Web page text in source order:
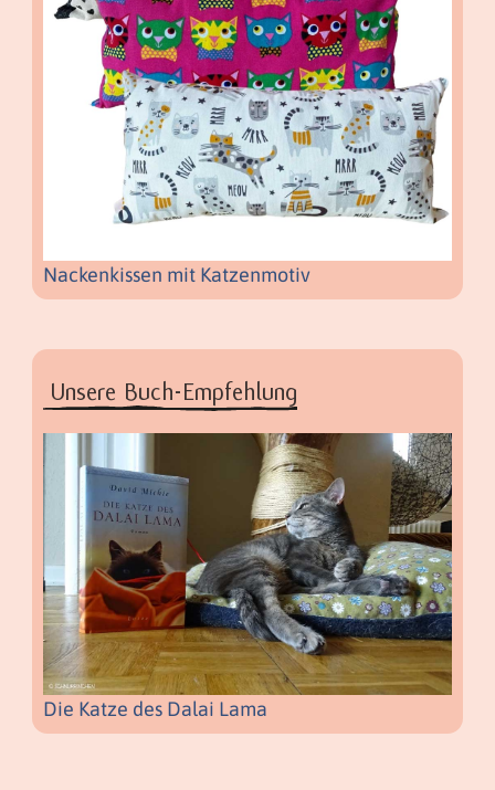
Nackenkissen mit Katzenmotiv
Unsere Buch-Empfehlung
Die Katze des Dalai Lama